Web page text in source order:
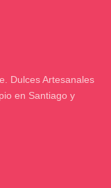
Dulces Artesanales
en Santiago y